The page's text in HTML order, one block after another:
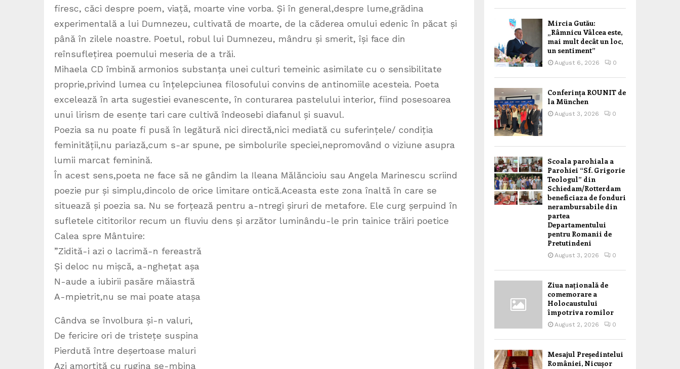
firesc, căci despre poem, viață, moarte vine vorba. Și în general,despre lume,grădina
experimentală a lui Dumnezeu, cultivată de moarte, de la căderea omului edenic în păcat și
până în zilele noastre. Poetul, robul lui Dumnezeu, mândru și smerit, își face din
reînsuflețirea poemului meseria de a trăi.
Mihaela CD îmbină armonios substanța unei culturi temeinic asimilate cu o sensibilitate
proprie,privind lumea cu înțelepciunea filosofului convins de antinomiile acesteia. Poeta
excelează în arta sugestiei evanescente, în conturarea pastelului interior, fiind posesoarea
unui lirism de esențe tari care cultivă îndeosebi diafanul și suavul.
Poezia sa nu poate fi pusă în legătură nici directă,nici mediată cu suferințele/ condiția
feminității,nu pariază,cum s-ar spune, pe simbolurile speciei,nepromovând o viziune asupra
lumii marcat feminină.
În acest sens,poeta ne face să ne gândim la Ileana Mălăncioiu sau Angela Marinescu scriind
poezie pur și simplu,dincolo de orice limitare ontică.Aceasta este zona înaltă în care se
situează și poezia sa. Nu se forțează pentru a-ntregi șiruri de metafore. Ele curg șerpuind în
sufletele cititorilor recum un fluviu dens și arzător luminându-le prin tainice trăiri poetice
Calea spre Mântuire:
”Zidită-i azi o lacrimă-n fereastră
Și deloc nu mișcă, a-nghețat așa
N-aude a iubirii pasăre măiastră
A-mpietrit,nu se mai poate atașa
Cândva se învolbura și-n valuri,
De fericire ori de tristețe suspina
Pierdută între deșertoase maluri
Azi amorțită cu rugina se-mbina
Mircia Gutău:
„Râmnicu Vâlcea este,
mai mult decât un loc,
un sentiment”
August 6, 2026 0
Conferința ROUNIT de
la München
August 3, 2026 0
Scoala parohiala a
Parohiei “Sf. Grigorie
Teologul” din
Schiedam/Rotterdam
beneficiaza de fonduri
nerambursabile din
partea
Departamentului
pentru Romanii de
Pretutindeni
August 3, 2026 0
Ziua națională de
comemorare a
Holocaustului
împotriva romilor
August 2, 2026 0
Mesajul Președintelui
României, Nicușor